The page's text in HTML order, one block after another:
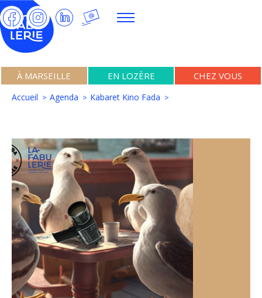
À MARSEILLE EN LOZÈRE CHEZ VOUS
Accueil Agenda Kabaret Kino Fada